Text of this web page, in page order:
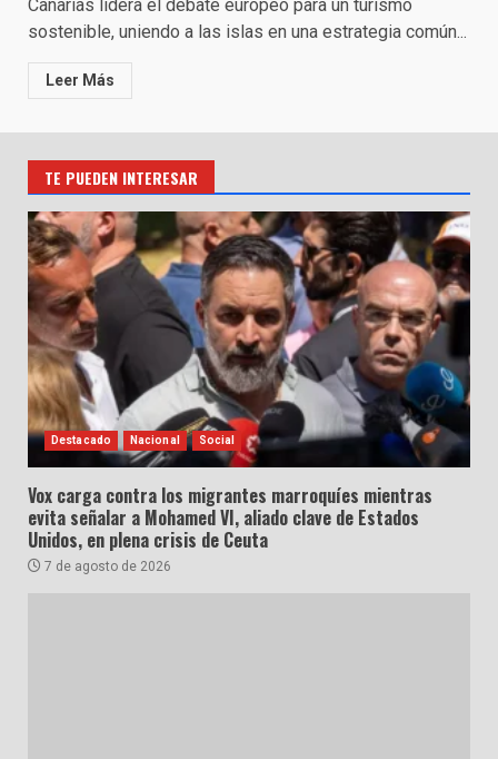
Canarias lidera el debate europeo para un turismo
sostenible, uniendo a las islas en una estrategia común...
Leer Más
TE PUEDEN INTERESAR
Destacado Nacional Social
Vox carga contra los migrantes marroquíes mientras
evita señalar a Mohamed VI, aliado clave de Estados
Unidos, en plena crisis de Ceuta
7 de agosto de 2026